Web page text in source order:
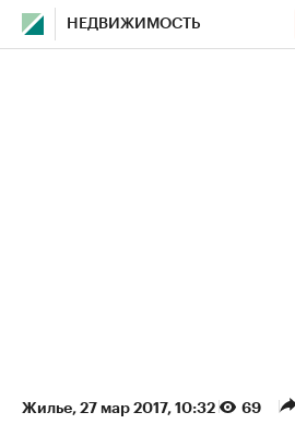
НЕДВИЖИМОСТЬ
Жилье⁠, 27 мар 2017, 10:32 69